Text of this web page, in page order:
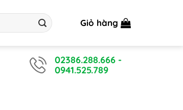
Giỏ hàng
02386.288.666 -
0941.525.789